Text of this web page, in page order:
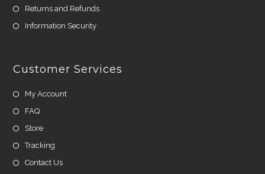
Returns and Refunds
Information Security
Customer Services
My Account
FAQ
Store
Tracking
Contact Us